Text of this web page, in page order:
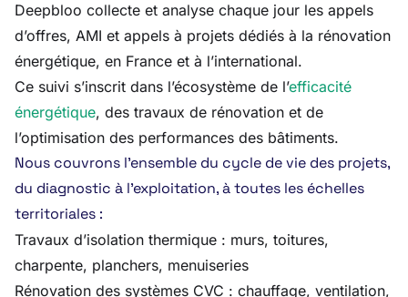
Deepbloo collecte et analyse chaque jour les appels
d’offres, AMI et appels à projets dédiés à la rénovation
énergétique, en France et à l’international.
Ce suivi s’inscrit dans l’écosystème de l’efficacité
énergétique, des travaux de rénovation et de
l’optimisation des performances des bâtiments.
Nous couvrons l’ensemble du cycle de vie des projets,
du diagnostic à l’exploitation, à toutes les échelles
territoriales :
Travaux d’isolation thermique : murs, toitures,
charpente, planchers, menuiseries
Rénovation des systèmes CVC : chauffage, ventilation,